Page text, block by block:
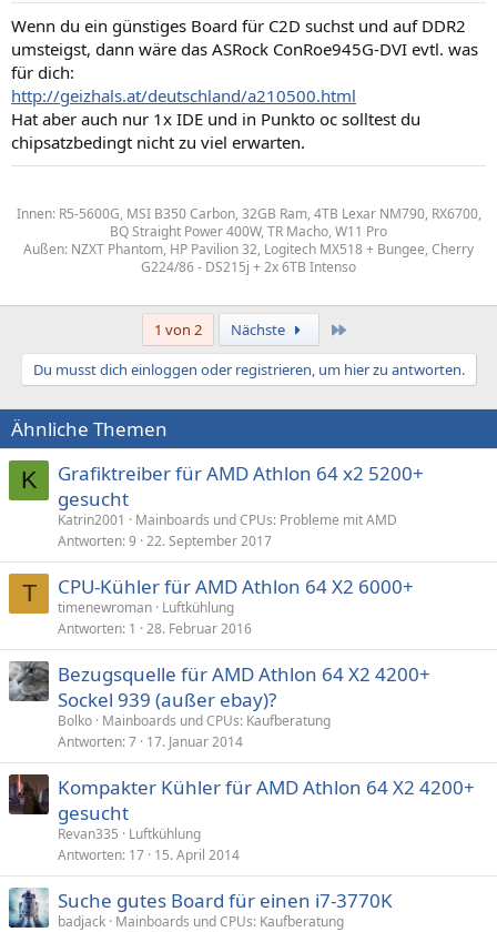
Wenn du ein günstiges Board für C2D suchst und auf DDR2
umsteigst, dann wäre das ASRock ConRoe945G-DVI evtl. was
für dich:
http://geizhals.at/deutschland/a210500.html
Hat aber auch nur 1x IDE und in Punkto oc solltest du
chipsatzbedingt nicht zu viel erwarten.
Innen: R5-5600G, MSI B350 Carbon, 32GB Ram, 4TB Lexar NM790, RX6700,
BQ Straight Power 400W, TR Macho, W11 Pro
Außen: NZXT Phantom, HP Pavilion 32, Logitech MX518 + Bungee, Cherry
G224/86 - DS215j + 2x 6TB Intenso
1 von 2 Nächste
Du musst dich einloggen oder registrieren, um hier zu antworten.
Ähnliche Themen
K
Grafiktreiber für AMD Athlon 64 x2 5200+
gesucht
Katrin2001
Mainboards und CPUs: Probleme mit AMD
Antworten 9 22. September 2017
T CPU-Kühler für AMD Athlon 64 X2 6000+
timenewroman Luftkühlung
Antworten 1 28. Februar 2016
Bezugsquelle für AMD Athlon 64 X2 4200+
Sockel 939 (außer ebay)?
Bolko Mainboards und CPUs: Kaufberatung
Antworten 7 17. Januar 2014
Kompakter Kühler für AMD Athlon 64 X2 4200+
gesucht
Revan335
Luftkühlung
Antworten 17 15. April 2014
Suche gutes Board für einen i7-3770K
badjack Mainboards und CPUs: Kaufberatung